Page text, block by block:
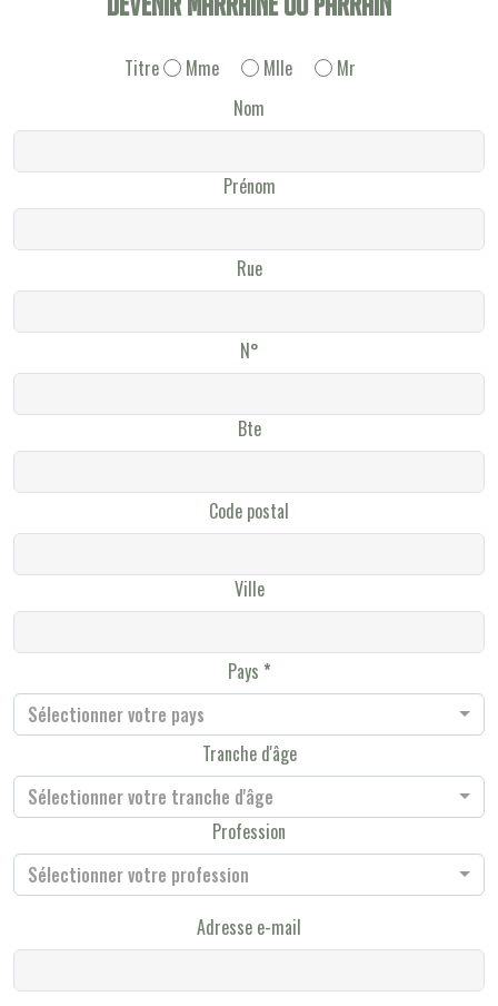
Titre Mme Mlle
Mr
Nom
Prénom
Rue
N°
Bte
Code postal
Ville
Pays
Sélectionner votre pays
Tranche d'âge
Sélectionner votre tranche d'âge
Profession
Sélectionner votre profession
Adresse e-mail